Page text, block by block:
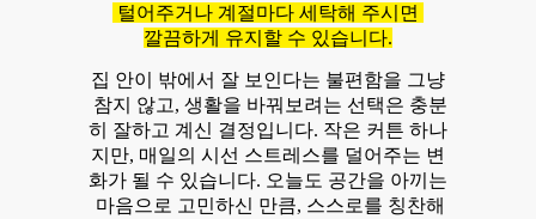
털어주거나 계절마다 세탁해 주시면
깔끔하게 유지할 수 있습니다.
집 안이 밖에서 잘 보인다는 불편함을 그냥
참지 않고, 생활을 바꿔보려는 선택은 충분
히 잘하고 계신 결정입니다. 작은 커튼 하나
지만, 매일의 시선 스트레스를 덜어주는 변
화가 될 수 있습니다. 오늘도 공간을 아끼는
마음으로 고민하신 만큼, 스스로를 칭찬해